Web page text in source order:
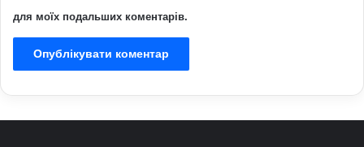
для моїх подальших коментарів.